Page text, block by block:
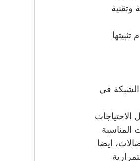
وتقنية
في
المناسبة
ايضا